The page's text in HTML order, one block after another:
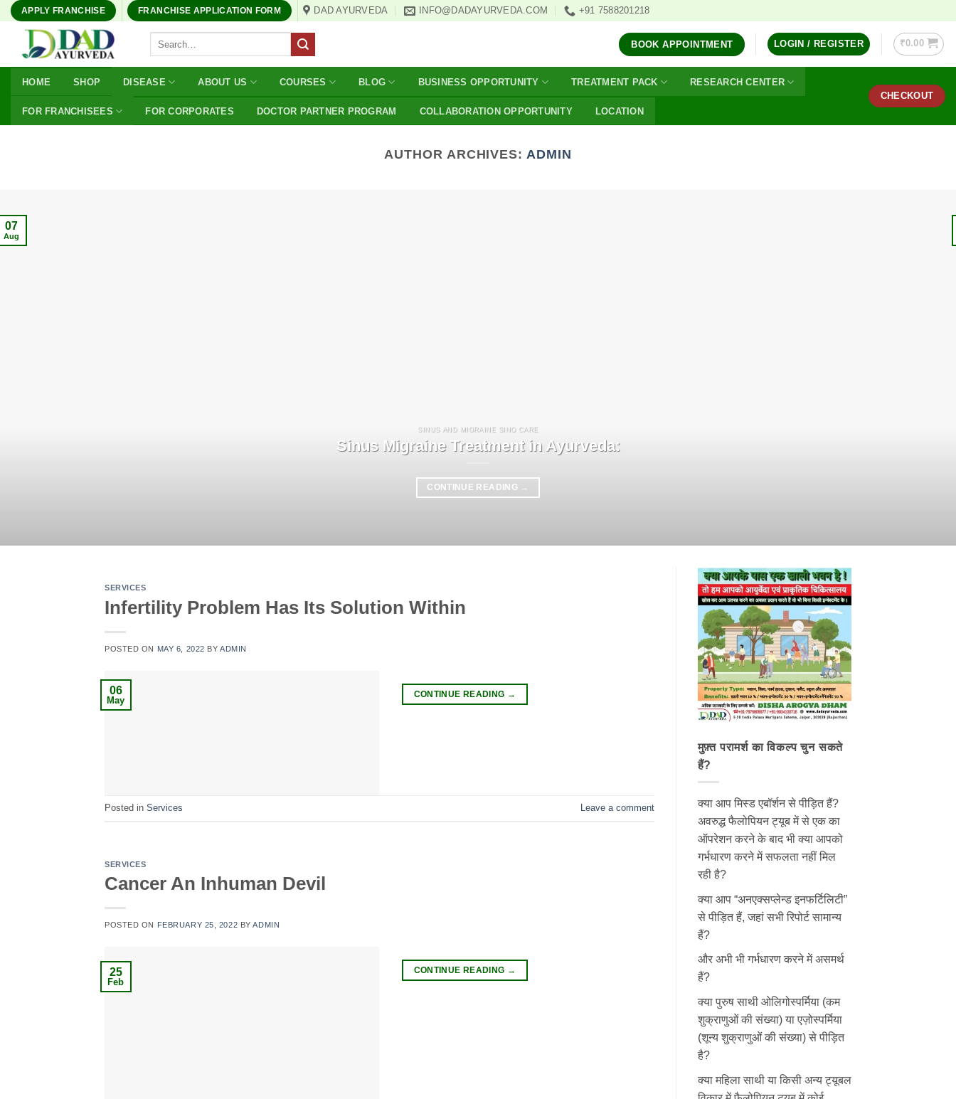
Skip
content
APPLY FRANCHISE FRANCHISE APPLICATION FORM DAD AYURVEDA INFO@DADAYURVEDA.COM +91 7588201218
BOOK APPOINTMENT LOGIN / REGISTER ₹0.00
HOME SHOP DISEASE ABOUT US COURSES BLOG BUSINESS OPPORTUNITY TREATMENT PACK RESEARCH CENTER
FOR FRANCHISEES FOR CORPORATES DOCTOR PARTNER PROGRAM COLLABORATION OPPORTUNITY LOCATION
CHECKOUT
AUTHOR ARCHIVES: ADMIN
SINUS AND MIGRAINE SINO CARE
Sinus Migraine Treatment in Ayurveda:
CONTINUE READING →
07
Aug
SERVICES
Infertility Problem Has Its Solution Within
POSTED ON MAY 6, 2022 BYADMIN
06
May
CONTINUE READING →
Posted in Services Leave a comment
SERVICES
Cancer An Inhuman Devil
POSTED ON FEBRUARY 25, 2022 BYADMIN
25
Feb
CONTINUE READING →
मुफ़्त परामर्श का विकल्प चुन सकते
हैं?
क्या आप मिस्ड एबॉर्शन से पीड़ित हैं?
अवरुद्ध फैलोपियन ट्यूब में से एक का
ऑपरेशन करने के बाद भी क्या आपको
गर्भधारण करने में सफलता नहीं मिल
रही है?
क्या आप “अनएक्सप्लेन्ड इनफर्टिलिटी”
से पीड़ित हैं, जहां सभी रिपोर्ट सामान्य
हैं?
और अभी भी गर्भधारण करने में असमर्थ
हैं?
क्या पुरुष साथी ओलिगोस्पर्मिया (कम
शुक्राणुओं की संख्या) या एज़ोस्पर्मिया
(शून्य शुक्राणुओं की संख्या) से पीड़ित
है?
क्या महिला साथी या किसी अन्य ट्यूबल